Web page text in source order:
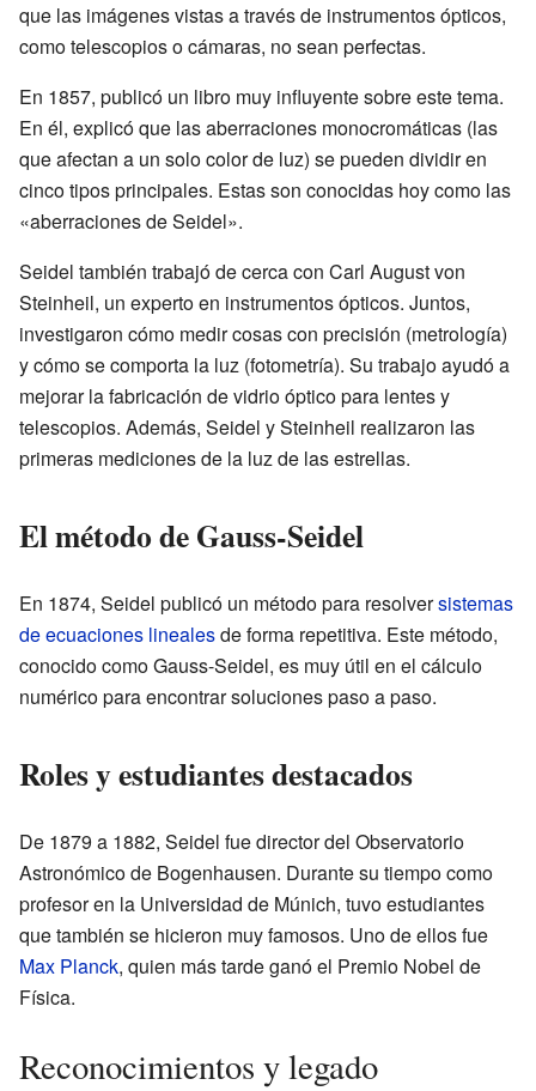
que las imágenes vistas a través de instrumentos ópticos,
como telescopios o cámaras, no sean perfectas.
En 1857, publicó un libro muy influyente sobre este tema.
En él, explicó que las aberraciones monocromáticas (las
que afectan a un solo color de luz) se pueden dividir en
cinco tipos principales. Estas son conocidas hoy como las
«aberraciones de Seidel».
Seidel también trabajó de cerca con Carl August von
Steinheil, un experto en instrumentos ópticos. Juntos,
investigaron cómo medir cosas con precisión (metrología)
y cómo se comporta la luz (fotometría). Su trabajo ayudó a
mejorar la fabricación de vidrio óptico para lentes y
telescopios. Además, Seidel y Steinheil realizaron las
primeras mediciones de la luz de las estrellas.
El método de Gauss-Seidel
En 1874, Seidel publicó un método para resolversistemas
de ecuaciones linealesde forma repetitiva. Este método,
conocido como Gauss-Seidel, es muy útil en el cálculo
numérico para encontrar soluciones paso a paso.
Roles y estudiantes destacados
De 1879 a 1882, Seidel fue director del Observatorio
Astronómico de Bogenhausen. Durante su tiempo como
profesor en la Universidad de Múnich, tuvo estudiantes
que también se hicieron muy famosos. Uno de ellos fue
Max Planck, quien más tarde ganó el Premio Nobel de
Física.
Reconocimientos y legado